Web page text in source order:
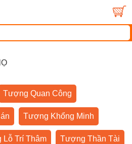
Tượng Quan Công
Tượng Khổng Minh
Lỗ Trí Thâm Tượng Thần Tài